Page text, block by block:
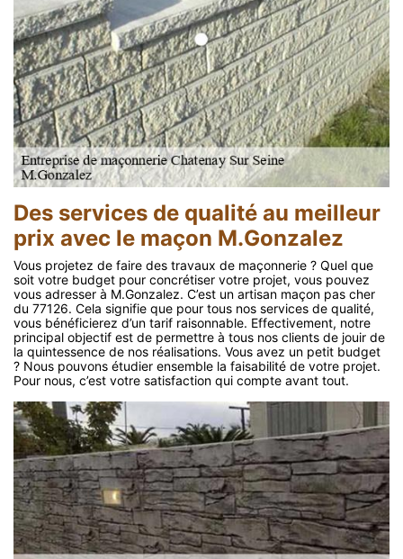
Des services de qualité au meilleur
prix avec le maçon M.Gonzalez
Vous projetez de faire des travaux de maçonnerie ? Quel que
soit votre budget pour concrétiser votre projet, vous pouvez
vous adresser à M.Gonzalez. C’est un artisan maçon pas cher
du 77126. Cela signifie que pour tous nos services de qualité,
vous bénéficierez d’un tarif raisonnable. Effectivement, notre
principal objectif est de permettre à tous nos clients de jouir de
la quintessence de nos réalisations. Vous avez un petit budget
? Nous pouvons étudier ensemble la faisabilité de votre projet.
Pour nous, c’est votre satisfaction qui compte avant tout.